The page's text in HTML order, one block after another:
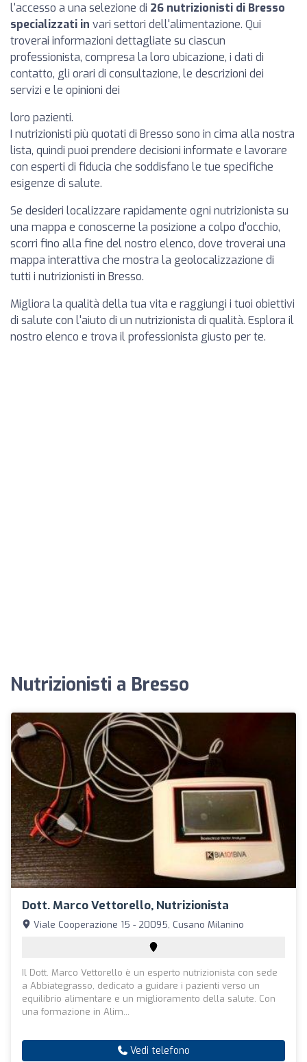
l'accesso a una selezione di 26 nutrizionisti di Bresso
specializzati in vari settori dell'alimentazione. Qui
troverai informazioni dettagliate su ciascun
professionista, compresa la loro ubicazione, i dati di
contatto, gli orari di consultazione, le descrizioni dei
servizi e le opinioni dei
loro pazienti.
I nutrizionisti più quotati di Bresso sono in cima alla nostra
lista, quindi puoi prendere decisioni informate e lavorare
con esperti di fiducia che soddisfano le tue specifiche
esigenze di salute.
Se desideri localizzare rapidamente ogni nutrizionista su
una mappa e conoscerne la posizione a colpo d'occhio,
scorri fino alla fine del nostro elenco, dove troverai una
mappa interattiva che mostra la geolocalizzazione di
tutti i nutrizionisti in Bresso.
Migliora la qualità della tua vita e raggiungi i tuoi obiettivi
di salute con l'aiuto di un nutrizionista di qualità. Esplora il
nostro elenco e trova il professionista giusto per te.
Nutrizionisti a Bresso
Dott. Marco Vettorello, Nutrizionista
Viale Cooperazione 15 - 20095, Cusano Milanino
Il Dott. Marco Vettorello è un esperto nutrizionista con sede
a Abbiategrasso, dedicato a guidare i pazienti verso un
equilibrio alimentare e un miglioramento della salute. Con
una formazione in Alim...
Vedi telefono